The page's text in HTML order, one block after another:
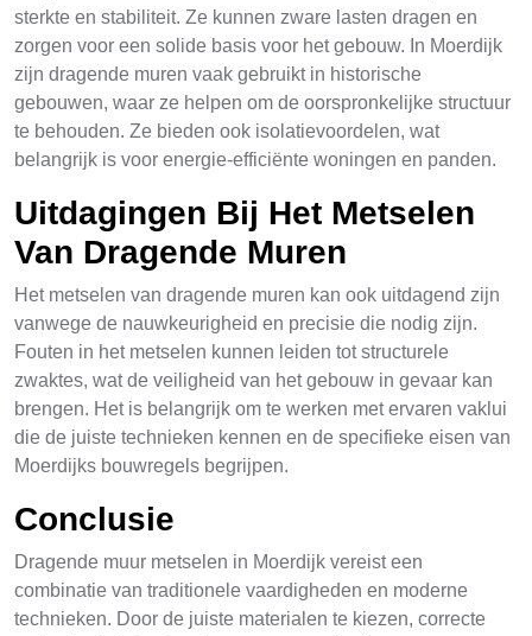
sterkte en stabiliteit. Ze kunnen zware lasten dragen en
zorgen voor een solide basis voor het gebouw. In Moerdijk
zijn dragende muren vaak gebruikt in historische
gebouwen, waar ze helpen om de oorspronkelijke structuur
te behouden. Ze bieden ook isolatievoordelen, wat
belangrijk is voor energie-efficiënte woningen en panden.
Uitdagingen Bij Het Metselen
Van Dragende Muren
Het metselen van dragende muren kan ook uitdagend zijn
vanwege de nauwkeurigheid en precisie die nodig zijn.
Fouten in het metselen kunnen leiden tot structurele
zwaktes, wat de veiligheid van het gebouw in gevaar kan
brengen. Het is belangrijk om te werken met ervaren vaklui
die de juiste technieken kennen en de specifieke eisen van
Moerdijks bouwregels begrijpen.
Conclusie
Dragende muur metselen in Moerdijk vereist een
combinatie van traditionele vaardigheden en moderne
technieken. Door de juiste materialen te kiezen, correcte